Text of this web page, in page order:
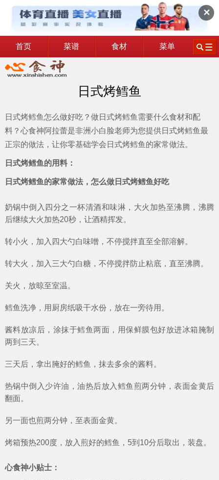
✕
首页 菜谱 食材 菜单
日式烤鳕鱼
日式烤鳕鱼怎么做好吃？做日式烤鳕鱼需要什么食材和配
料？心食神阿拉蕾是非洲小白脸老师为您提供日式烤鳕鱼最
正宗的做法，让你零基础学会日式烤鳕鱼的家常做法。
日式烤鳕鱼的用料：
日式烤鳕鱼的家常做法，怎么做日式烤鳕鱼好吃
奶锅中倒入四分之一杯清酒和味淋，大火加热至沸腾，沸腾
后继续大火加热20秒，让酒精挥发。
转小火，加入四大勺白味噌，不停搅拌直至全部溶解。
转大火，加入三大勺白糖，不停搅拌防止粘底，直至沸腾。
关火，放晾至室温。
鳕鱼洗净，用厨房纸吸干水份，放在一旁待用。
酱料放凉后，涂抹于鳕鱼两面，用保鲜膜包好放进冰箱腌制
两到三天。
三天后，拿出腌好的鳕鱼，抹去多余的酱料。
热锅中倒入少许油，油热后放入鳕鱼煎两分钟，表面金黄后
翻面。
另一面也煎两分钟，至表面金黄。
烤箱预热200度，放入煎好的鳕鱼，5到10分后取出，装盘。
心食神小贴士：